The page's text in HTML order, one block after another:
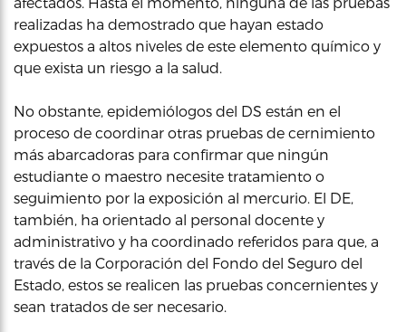
realizadas ha demostrado que hayan estado
expuestos a altos niveles de este elemento químico y
que exista un riesgo a la salud.
No obstante, epidemiólogos del DS están en el
proceso de coordinar otras pruebas de cernimiento
más abarcadoras para confirmar que ningún
estudiante o maestro necesite tratamiento o
seguimiento por la exposición al mercurio. El DE,
también, ha orientado al personal docente y
administrativo y ha coordinado referidos para que, a
través de la Corporación del Fondo del Seguro del
Estado, estos se realicen las pruebas concernientes y
sean tratados de ser necesario.